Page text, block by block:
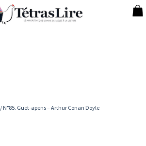
/ N°85. Guet-apens – Arthur Conan Doyle